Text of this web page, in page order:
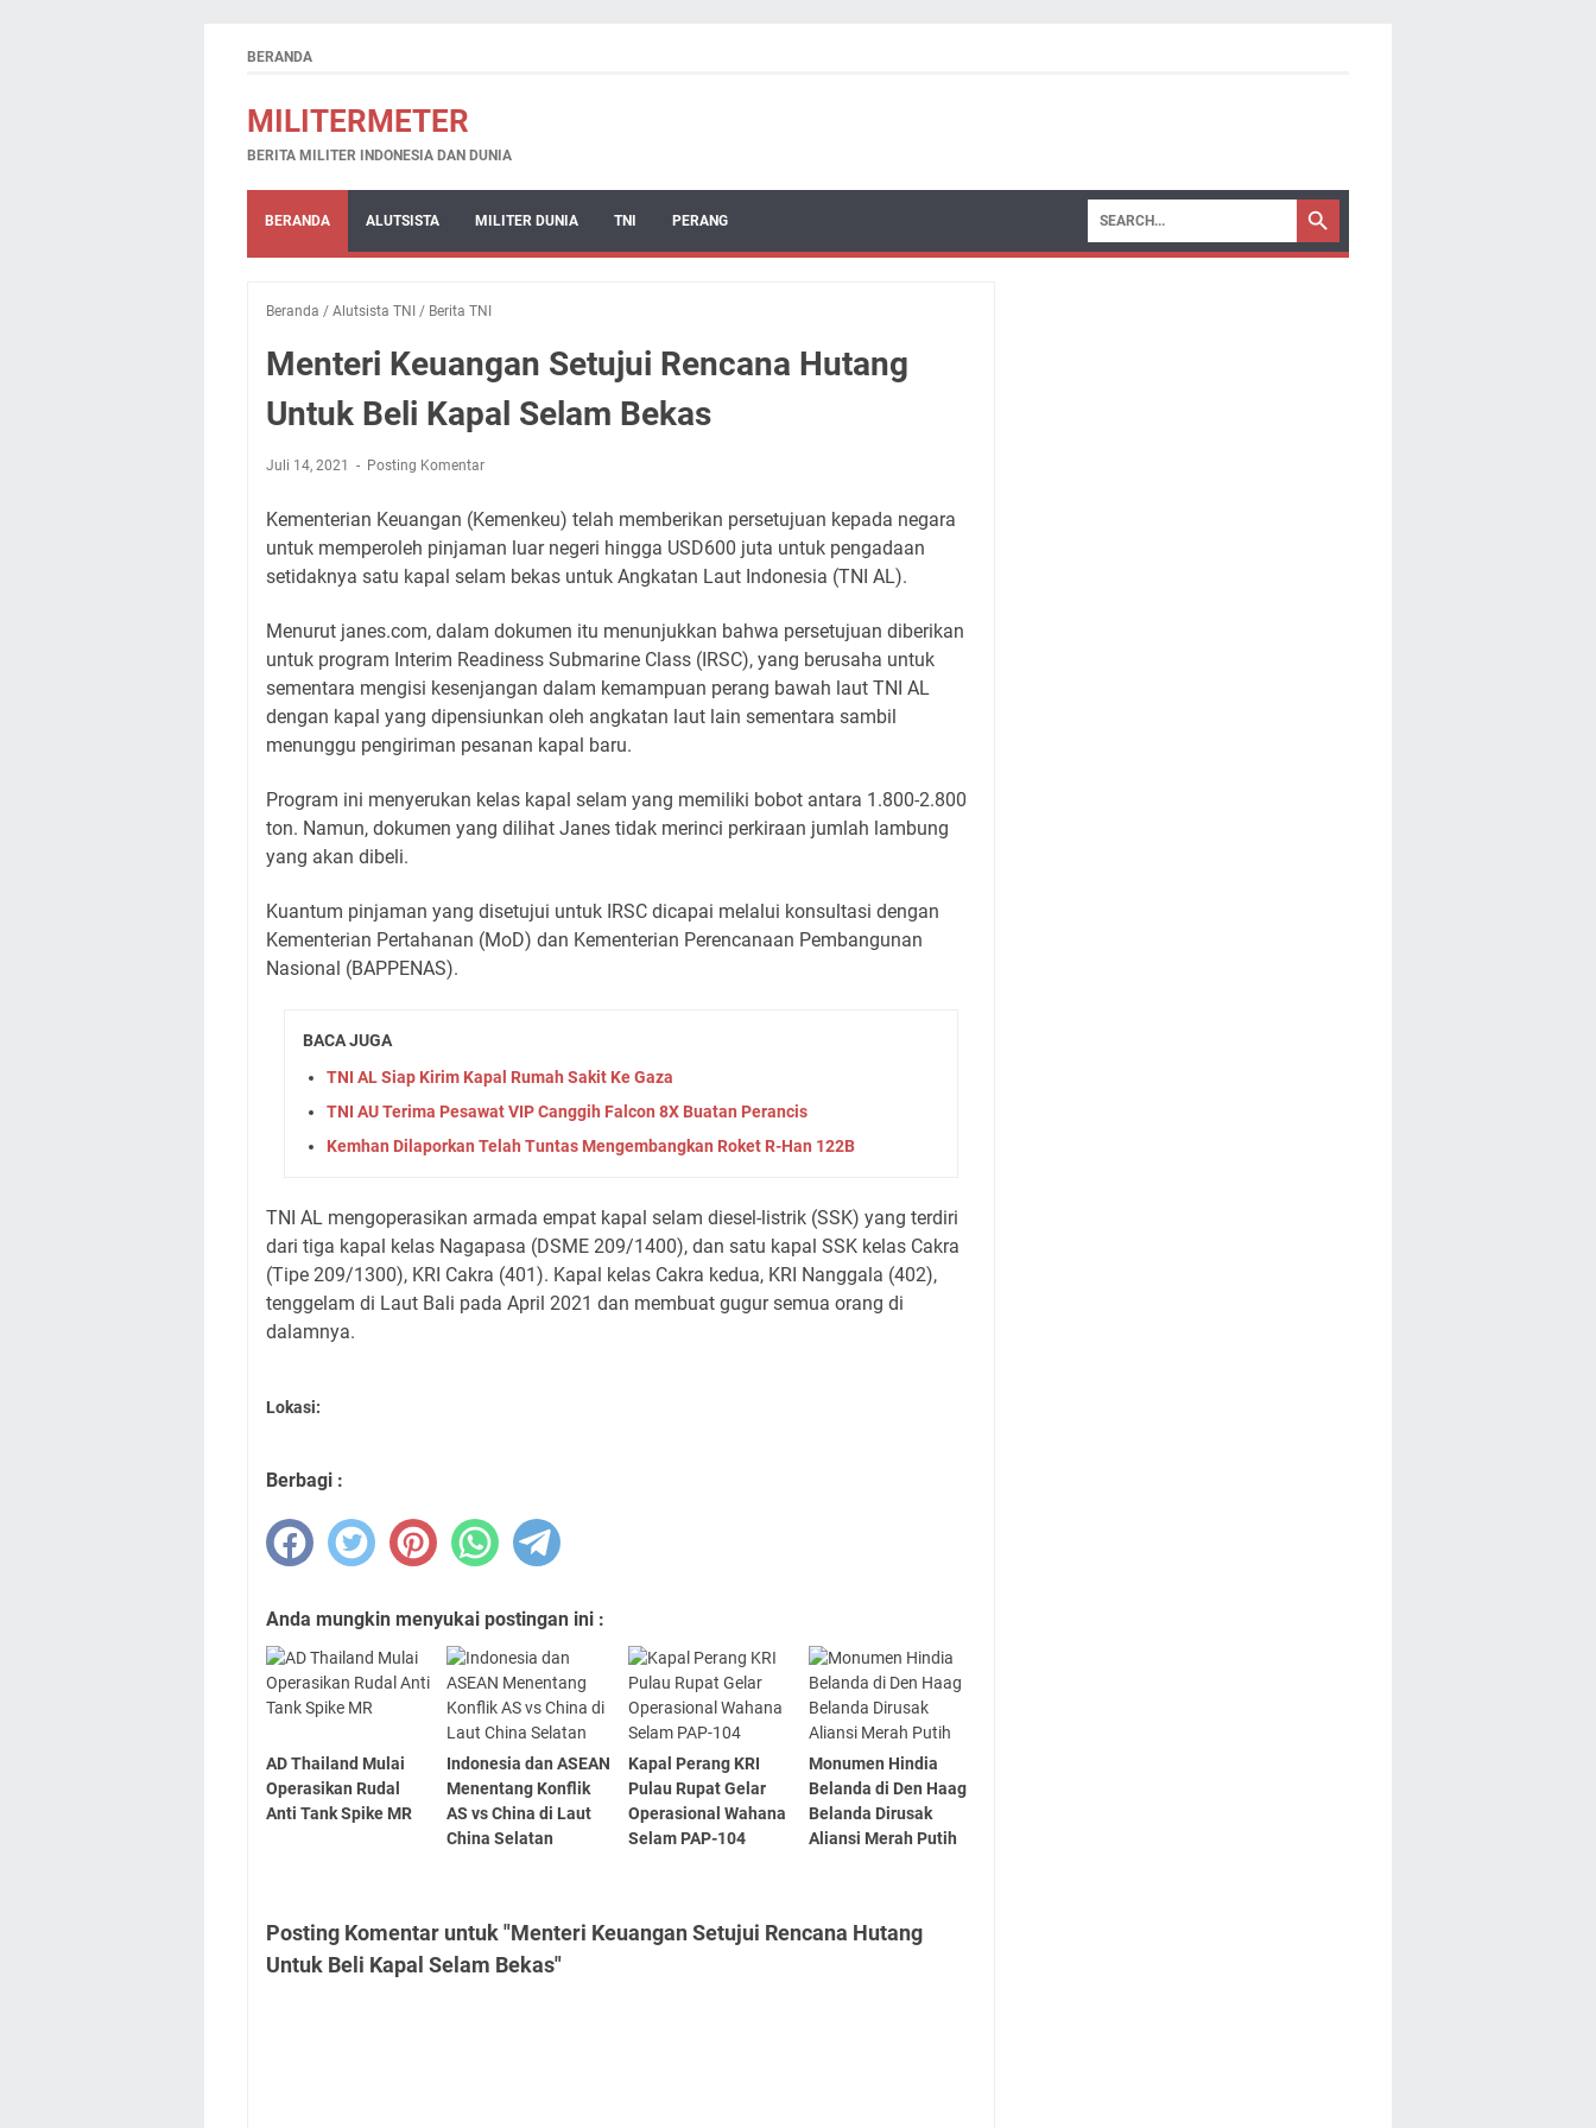
BERANDA
MILITERMETER
BERITA MILITER INDONESIA DAN DUNIA
BERANDA ALUTSISTA MILITER DUNIA TNI PERANG
Beranda / Alutsista TNI / Berita TNI
Menteri Keuangan Setujui Rencana Hutang
Untuk Beli Kapal Selam Bekas
Juli 14, 2021 Posting Komentar
Kementerian Keuangan (Kemenkeu) telah memberikan persetujuan kepada negara
untuk memperoleh pinjaman luar negeri hingga USD600 juta untuk pengadaan
setidaknya satu kapal selam bekas untuk Angkatan Laut Indonesia (TNI AL).
Menurut janes.com, dalam dokumen itu menunjukkan bahwa persetujuan diberikan
untuk program Interim Readiness Submarine Class (IRSC), yang berusaha untuk
sementara mengisi kesenjangan dalam kemampuan perang bawah laut TNI AL
dengan kapal yang dipensiunkan oleh angkatan laut lain sementara sambil
menunggu pengiriman pesanan kapal baru.
Program ini menyerukan kelas kapal selam yang memiliki bobot antara 1.800-2.800
ton. Namun, dokumen yang dilihat Janes tidak merinci perkiraan jumlah lambung
yang akan dibeli.
Kuantum pinjaman yang disetujui untuk IRSC dicapai melalui konsultasi dengan
Kementerian Pertahanan (MoD) dan Kementerian Perencanaan Pembangunan
Nasional (BAPPENAS).
BACA JUGA
TNI AL Siap Kirim Kapal Rumah Sakit Ke Gaza
TNI AU Terima Pesawat VIP Canggih Falcon 8X Buatan Perancis
Kemhan Dilaporkan Telah Tuntas Mengembangkan Roket R-Han 122B
TNI AL mengoperasikan armada empat kapal selam diesel-listrik (SSK) yang terdiri
dari tiga kapal kelas Nagapasa (DSME 209/1400), dan satu kapal SSK kelas Cakra
(Tipe 209/1300), KRI Cakra (401). Kapal kelas Cakra kedua, KRI Nanggala (402),
tenggelam di Laut Bali pada April 2021 dan membuat gugur semua orang di
dalamnya.
Lokasi:
Berbagi :
Anda mungkin menyukai postingan ini :
AD Thailand Mulai
Operasikan Rudal
Anti Tank Spike MR
Indonesia dan ASEAN
Menentang Konflik
AS vs China di Laut
China Selatan
Kapal Perang KRI
Pulau Rupat Gelar
Operasional Wahana
Selam PAP-104
Monumen Hindia
Belanda di Den Haag
Belanda Dirusak
Aliansi Merah Putih
Posting Komentar untuk "Menteri Keuangan Setujui Rencana Hutang
Untuk Beli Kapal Selam Bekas"